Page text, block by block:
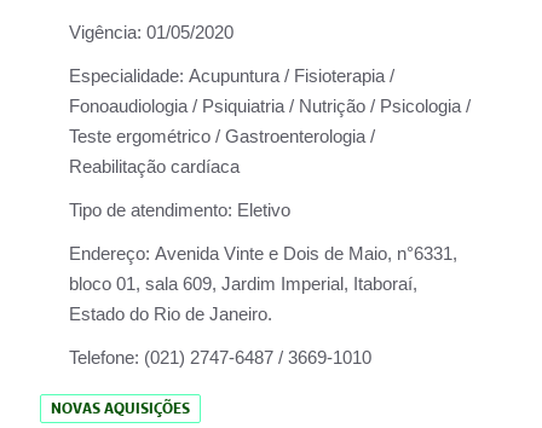
Vigência: 01/05/2020
Especialidade: Acupuntura / Fisioterapia /
Fonoaudiologia / Psiquiatria / Nutrição / Psicologia /
Teste ergométrico / Gastroenterologia /
Reabilitação cardíaca
Tipo de atendimento: Eletivo
Endereço: Avenida Vinte e Dois de Maio, n°6331,
bloco 01, sala 609, Jardim Imperial, Itaboraí,
Estado do Rio de Janeiro.
Telefone: (021) 2747-6487 / 3669-1010
NOVAS AQUISIÇÕES